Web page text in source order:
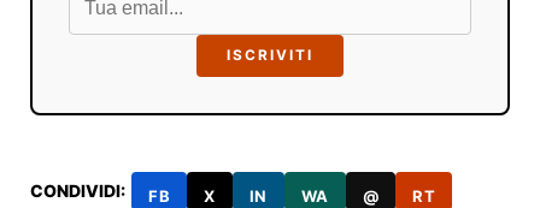
ISCRIVITI
CONDIVIDI: FB X IN WA @ RT